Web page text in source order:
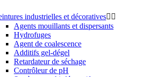
industrielles et décoratives 
Agents mouillants et dispersants
Hydrofuges
Agent de coalescence
Additifs gel-dégel
Retardateur de séchage
Contrôleur de pH